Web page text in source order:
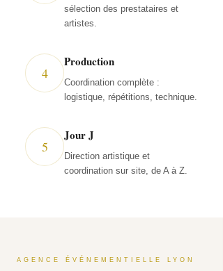
sélection des prestataires et
artistes.
4
Production
Coordination complète :
logistique, répétitions, technique.
5
Jour J
Direction artistique et
coordination sur site, de A à Z.
AGENCE ÉVÉNEMENTIELLE LYON